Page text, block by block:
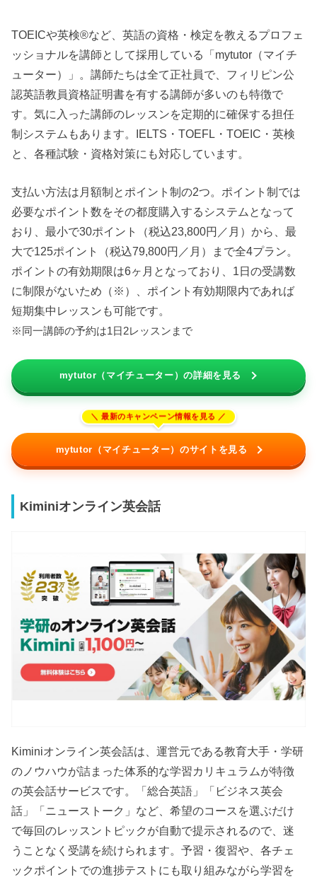
TOEICや英検®など、英語の資格・検定を教えるプロフェ
ッショナルを講師として採用している「mytutor（マイチ
ューター）」。講師たちは全て正社員で、フィリピン公
認英語教員資格証明書を有する講師が多いのも特徴で
す。気に入った講師のレッスンを定期的に確保する担任
制システムもあります。IELTS・TOEFL・TOEIC・英検
と、各種試験・資格対策にも対応しています。
支払い方法は月額制とポイント制の2つ。ポイント制では
必要なポイント数をその都度購入するシステムとなって
おり、最小で30ポイント（税込23,800円／月）から、最
大で125ポイント（税込79,800円／月）まで全4プラン。
ポイントの有効期限は6ヶ月となっており、1日の受講数
に制限がないため（※）、ポイント有効期限内であれば
短期集中レッスンも可能です。
※同一講師の予約は1日2レッスンまで
mytutor（マイチューター）の詳細を見る
mytutor（マイチューター）のサイトを見る
Kiminiオンライン英会話
Kiminiオンライン英会話は、運営元である教育大手・学研
のノウハウが詰まった体系的な学習カリキュラムが特徴
の英会話サービスです。「総合英語」「ビジネス英会
話」「ニューストーク」など、希望のコースを選ぶだけ
で毎回のレッスントピックが自動で提示されるので、迷
うことなく受講を続けられます。予習・復習や、各チェ
ックポイントでの進捗テストにも取り組みながら学習を